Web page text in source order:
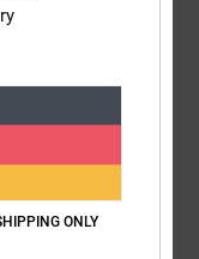
ONLY